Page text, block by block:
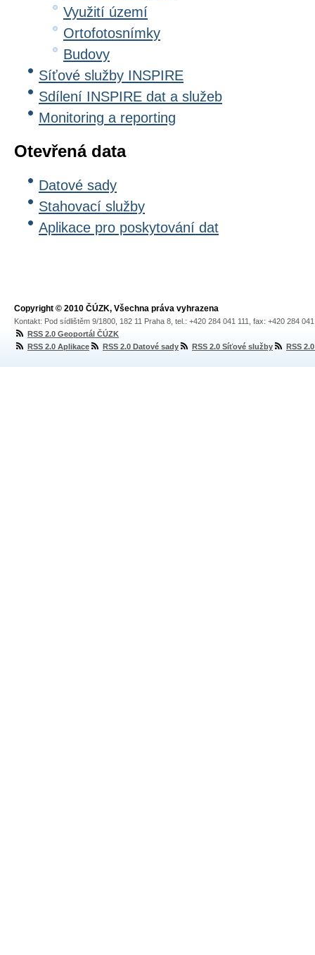
Využití území
Ortofotosnímky
Budovy
Síťové služby INSPIRE
Sdílení INSPIRE dat a služeb
Monitoring a reporting
Otevřená data
Datové sady
Stahovací služby
Aplikace pro poskytování dat
Copyright © 2010 ČÚZK, Všechna práva vyhrazena
Kontakt: Pod sídlištěm 9/1800, 182 11 Praha 8, tel.: +420 284 041 111, fax: +420 284
RSS 2.0 Geoportál ČÚZK
RSS 2.0 Aplikace
RSS 2.0 Datové sady RSS 2.0 Síťové služby RSS